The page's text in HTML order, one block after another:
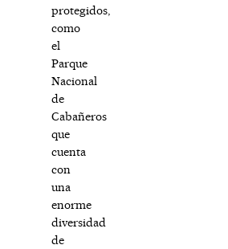
protegidos,
como
el
Parque
Nacional
de
Cabañeros
que
cuenta
con
una
enorme
diversidad
de